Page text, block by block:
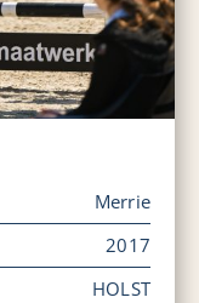
Merrie
2017
HOLST